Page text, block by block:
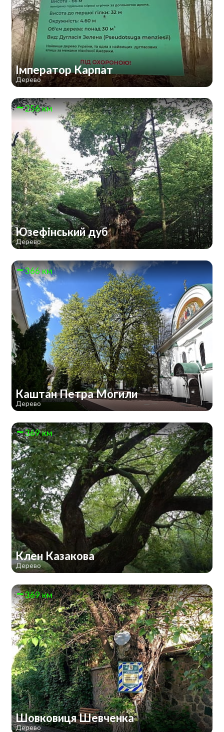
Імператор Карпат
Дерево
256 км
Юзефінський дуб
Дерево
366 км
Каштан Петра Могили
Дерево
369 км
Клен Казакова
Дерево
369 км
Шовковиця Шевченка
Дерево